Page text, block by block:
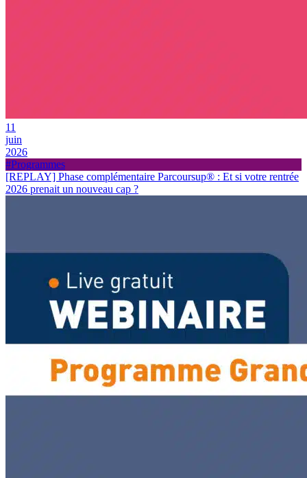
11
juin
2026
#Programmes
[REPLAY] Phase complémentaire Parcoursup® : Et si votre rentrée
2026 prenait un nouveau cap ?